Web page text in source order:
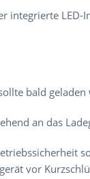
integrierte LED-
bald geladen
an das
vor